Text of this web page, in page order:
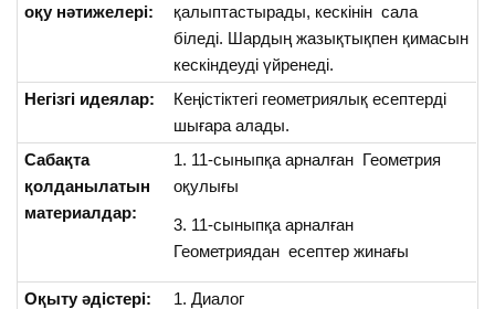
оқу нәтижелері:
қалыптастырады, кескінін сала
біледі. Шардың жазықтықпен қимасын
кескіндеуді үйренеді.
Негізгі идеялар:
Кеңістіктегі геометриялық есептерді
шығара алады.
Сабақта
қолданылатын
материалдар:
1. 11-сыныпқа арналған Геометрия
оқулығы
3. 11-сыныпқа арналған
Геометриядан есептер жинағы
Оқыту әдістері: 1. Диалог